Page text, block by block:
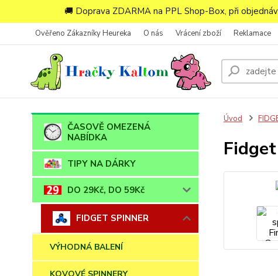
🚚 Doprava ZDARMA na PPL Shop-Box, při
Ověřeno Zákazníky Heureka O nás Vrácení zboží Reklamace
ČASOVĚ OMEZENÁ
NABÍDKA
TIPY NA DÁRKY
DO 29Kč, DO 59Kč
FIDGET SPINNER
VÝHODNÁ BALENÍ
Úvod